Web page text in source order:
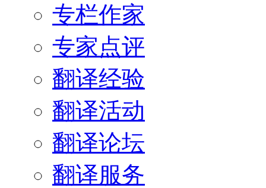
专栏作家
专家点评
翻译经验
翻译活动
翻译论坛
翻译服务